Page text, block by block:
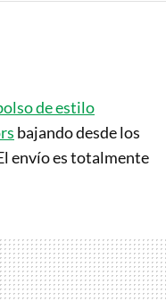
de estilo
bajando desde los
envío es totalmente